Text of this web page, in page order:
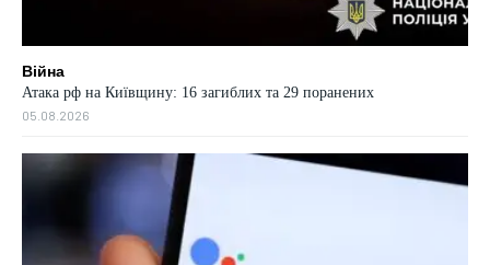
Війна
Атака рф на Київщину: 16 загиблих та 29 поранених
05.08.2026